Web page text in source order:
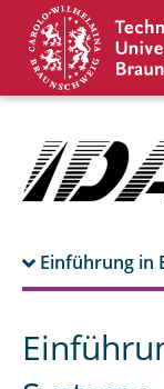
Einführung in